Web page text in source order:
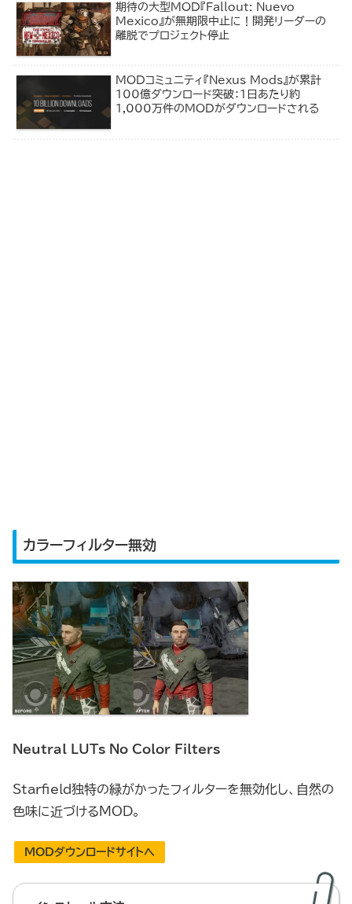
期待の大型MOD『Fallout: Nuevo
Mexico』が無期限中止に！開発リーダーの
離脱でプロジェクト停止
MODコミュニティ『Nexus Mods』が累計
100億ダウンロード突破：1日あたり約
1,000万件のMODがダウンロードされる
カラーフィルター無効
Neutral LUTs No Color Filters
Starfield独特の緑がかったフィルターを無効化し、自然の
色味に近づけるMOD。
MODダウンロードサイトへ